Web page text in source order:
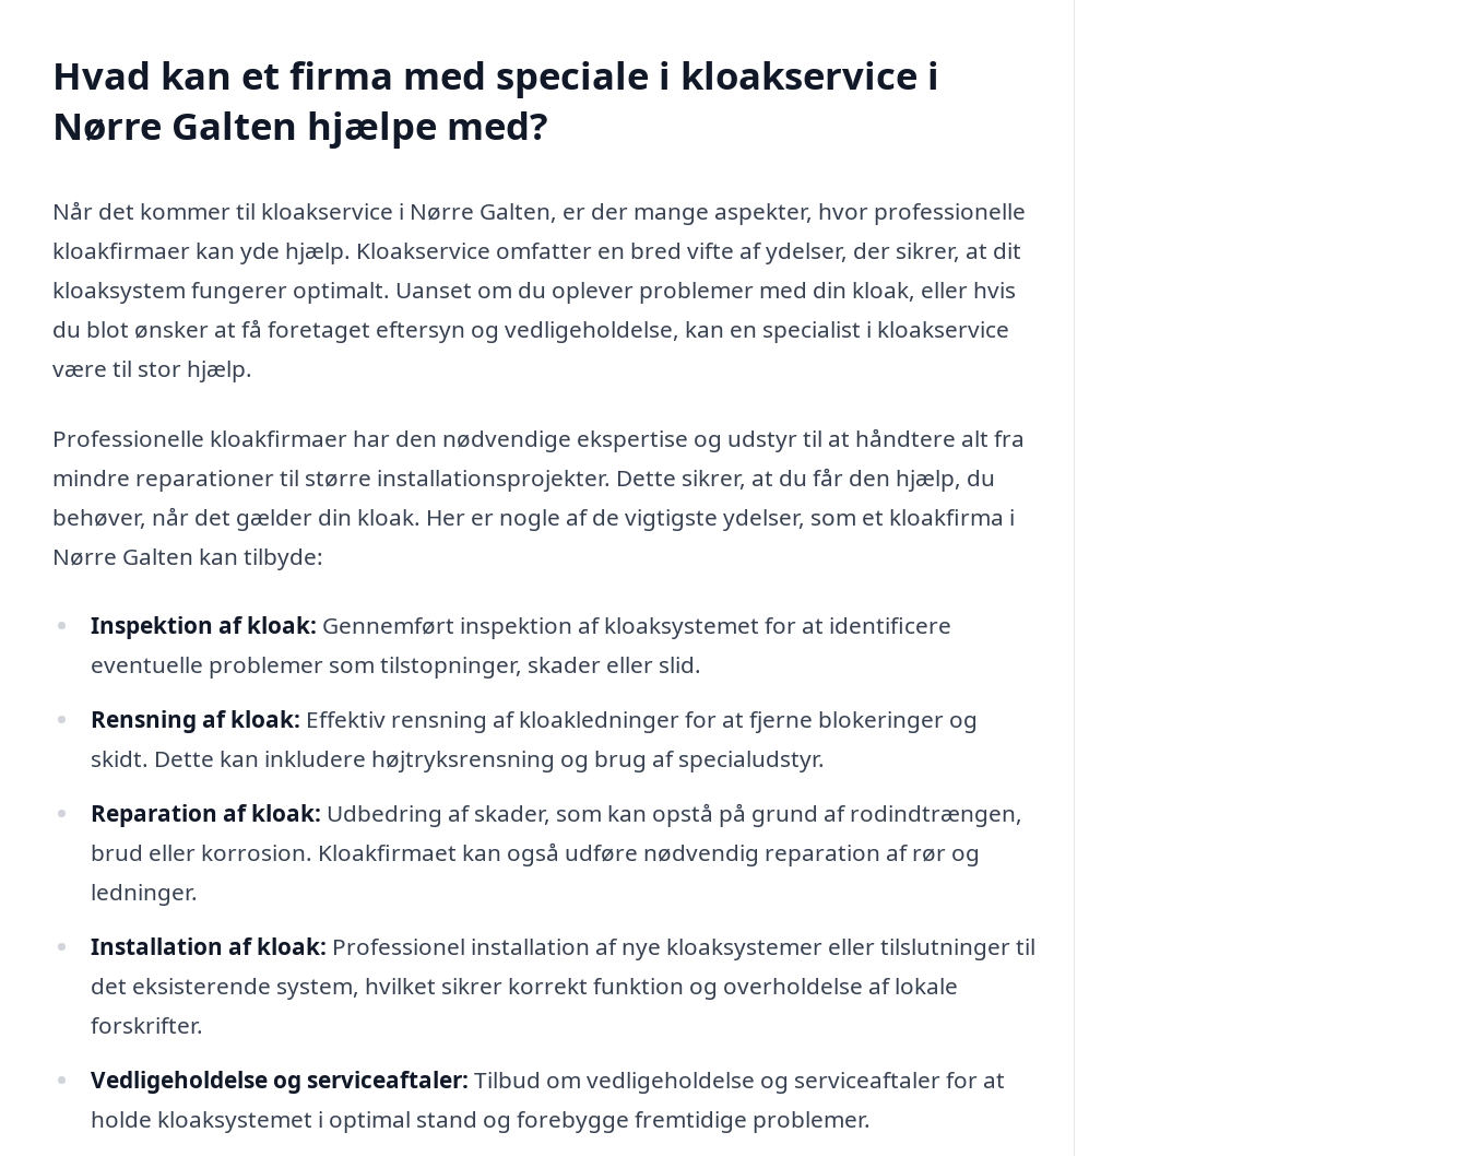
Hvad kan et firma med speciale i kloakservice i
Nørre Galten hjælpe med?
Når det kommer til kloakservice i Nørre Galten, er der mange aspekter, hvor professionelle
kloakfirmaer kan yde hjælp. Kloakservice omfatter en bred vifte af ydelser, der sikrer, at dit
kloaksystem fungerer optimalt. Uanset om du oplever problemer med din kloak, eller hvis
du blot ønsker at få foretaget eftersyn og vedligeholdelse, kan en specialist i kloakservice
være til stor hjælp.
Professionelle kloakfirmaer har den nødvendige ekspertise og udstyr til at håndtere alt fra
mindre reparationer til større installationsprojekter. Dette sikrer, at du får den hjælp, du
behøver, når det gælder din kloak. Her er nogle af de vigtigste ydelser, som et kloakfirma i
Nørre Galten kan tilbyde:
Inspektion af kloak: Gennemført inspektion af kloaksystemet for at identificere
eventuelle problemer som tilstopninger, skader eller slid.
Rensning af kloak: Effektiv rensning af kloakledninger for at fjerne blokeringer og
skidt. Dette kan inkludere højtryksrensning og brug af specialudstyr.
Reparation af kloak: Udbedring af skader, som kan opstå på grund af rodindtrængen,
brud eller korrosion. Kloakfirmaet kan også udføre nødvendig reparation af rør og
ledninger.
Installation af kloak: Professionel installation af nye kloaksystemer eller tilslutninger til
det eksisterende system, hvilket sikrer korrekt funktion og overholdelse af lokale
forskrifter.
Vedligeholdelse og serviceaftaler: Tilbud om vedligeholdelse og serviceaftaler for at
holde kloaksystemet i optimal stand og forebygge fremtidige problemer.